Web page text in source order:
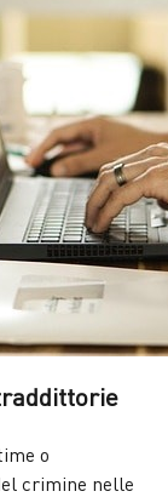
o
crimine nelle